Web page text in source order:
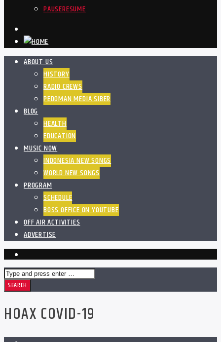
PAUSERESUME
ABOUT US
HISTORY
RADIO CREWS
PEDOMAN MEDIA SIBER
BLOG
HEALTH
EDUCATION
MUSIC NOW
INDONESIA NEW SONGS
WORLD NEW SONGS
PROGRAM
SCHEDULE
BOSS OFFICE ON YOUTUBE
OFF AIR ACTIVITIES
ADVERTISE
HOAX COVID-19